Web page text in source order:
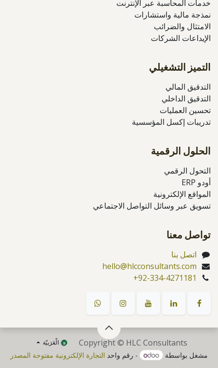
خدمات المحاسبة عبر الإنترنت
نمذجة مالية واستشارات
الامتثال والضرائب
الإيداعات الشركات
التميز التشغيلي
التدقيق المالي
التدقيق الداخلي
تحسين العمليات
تدريبات إكسل المؤسسية
تواصل معنا
اتصل بنا
hello@hlcconsultants.com
+92-334-4271181
الحلول الرقمية
التحول الرقمي
أودو ERP
المواقع الإلكترونية
تسويق عبر وسائل التواصل الاجتماعي
Copyright © HLC Consultants الْعَرَبيّة
مشغل بواسطة - رقم واحد التجارة الإلكترونية مفتوحة المصدر